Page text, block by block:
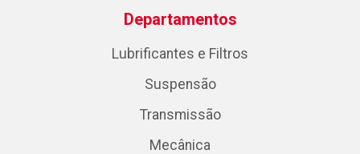
Departamentos
Lubrificantes e Filtros
Suspensão
Transmissão
Mecânica